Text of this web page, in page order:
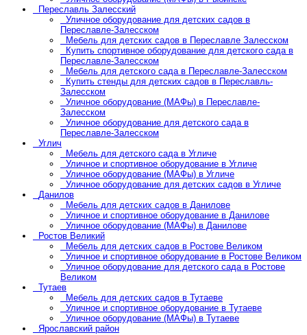
Переславль Залесский
Уличное оборудование для детских садов в
Переславле-Залесском
Мебель для детских садов в Переславле Залесском
Купить спортивное оборудование для детского сада в
Переславле-Залесском
Мебель для детского сада в Переславле-Залесском
Купить стенды для детских садов в Переславль-
Залесском
Уличное оборудование (МАФы) в Переславле-
Залесском
Уличное оборудование для детского сада в
Переславле-Залесском
Углич
Мебель для детского сада в Угличе
Уличное и спортивное оборудование в Угличе
Уличное оборудование (МАФы) в Угличе
Уличное оборудование для детских садов в Угличе
Данилов
Мебель для детских садов в Данилове
Уличное и спортивное оборудование в Данилове
Уличное оборудование (МАФы) в Данилове
Ростов Великий
Мебель для детских садов в Ростове Великом
Уличное и спортивное оборудование в Ростове Великом
Уличное оборудование для детского сада в Ростове
Великом
Тутаев
Мебель для детских садов в Тутаеве
Уличное и спортивное оборудование в Тутаеве
Уличное оборудование (МАФы) в Тутаеве
Ярославский район